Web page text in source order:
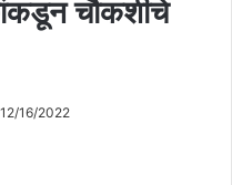
चौकशीचे
12/16/2022